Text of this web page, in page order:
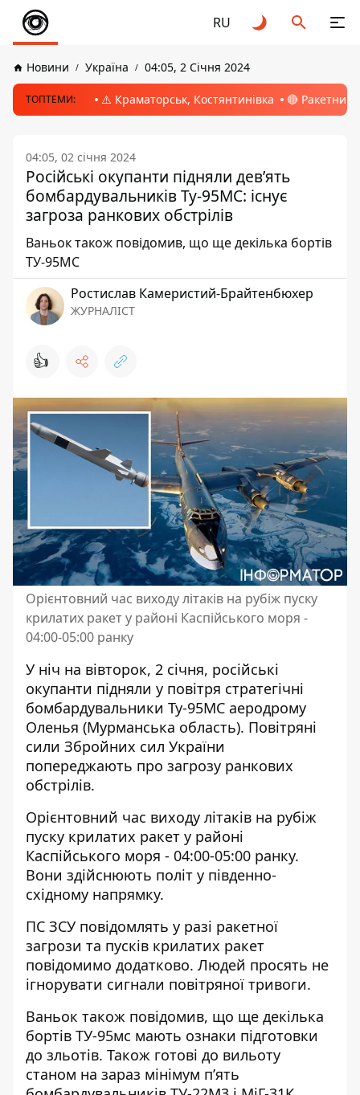
RU
Новини Україна 04:05, 2 Січня 2024
ТОПТЕМИ: ⚠️ Краматорськ, Костянтинівка 🔴 Ракетний
04:05, 02 січня 2024
Російські окупанти підняли дев’ять
бомбардувальників Ту-95МС: існує
загроза ранкових обстрілів
Ваньок також повідомив, що ще декілька бортів
ТУ-95МС
Ростислав Камеристий-Брайтенбюхер
ЖУРНАЛІСТ
👍
Орієнтовний час виходу літаків на рубіж пуску
крилатих ракет у районі Каспійського моря -
04:00-05:00 ранку
У ніч на вівторок, 2 січня, російські
окупанти підняли у повітря стратегічні
бомбардувальники Ту-95МС аеродрому
Оленья (Мурманська область). Повітряні
сили Збройних сил України
попереджають про загрозу ранкових
обстрілів.
Орієнтовний час виходу літаків на рубіж
пуску крилатих ракет у районі
Каспійського моря - 04:00-05:00 ранку.
Вони здійснюють політ у південно-
східному напрямку.
ПС ЗСУ повідомлять у разі ракетної
загрози та пусків крилатих ракет
повідомимо додатково. Людей просять не
ігнорувати сигнали повітряної тривоги.
Ваньок також повідомив, що ще декілька
бортів ТУ-95мс мають ознаки підготовки
до зльотів. Також готові до вильоту
станом на зараз мінімум п’ять